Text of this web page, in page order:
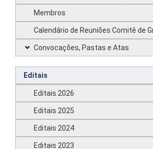
Membros
Calendário de Reuniões Comitê de
Convocações, Pastas e Atas
Editais
Editais 2026
Editais 2025
Editais 2024
Editais 2023